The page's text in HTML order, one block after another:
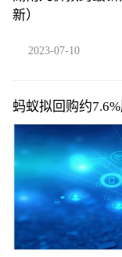
新）
2023-07-10
蚂蚁拟回购约